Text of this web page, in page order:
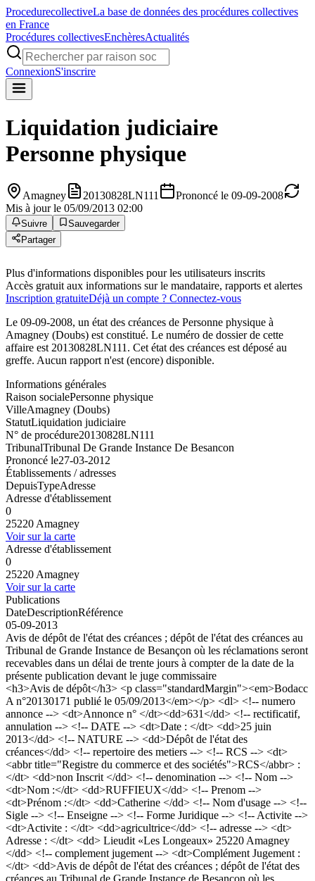
ProcedurecollectiveLa base de données des procédures collectives
en France
Procédures collectivesEnchèresActualités
ConnexionS'inscrire
Liquidation judiciaire
Personne physique
Amagney 20130828LN111
Prononcé le 09-09-2008
Mis à jour le 05/09/2013 02:00
Suivre
Sauvegarder
Partager
Plus d'informations disponibles pour les utilisateurs inscrits
Accès gratuit aux informations sur le mandataire, rapports et alertes
Inscription gratuiteDéjà un compte ? Connectez-vous
Le 09-09-2008, un état des créances de Personne physique à
Amagney (Doubs) est constitué. Le numéro de dossier de cette
affaire est 20130828LN111. Cet état des créances est déposé au
greffe. Aucun rapport n'est (encore) disponible.
Informations générales
Raison socialePersonne physique
VilleAmagney (Doubs)
StatutLiquidation judiciaire
N° de procédure20130828LN111
TribunalTribunal De Grande Instance De Besancon
Prononcé le27-03-2012
Établissements / adresses
DepuisTypeAdresse
Adresse d'établissement
0
25220 Amagney
Voir sur la carte
Adresse d'établissement
0
25220 Amagney
Voir sur la carte
Publications
DateDescriptionRéférence
05-09-2013
Avis de dépôt de l'état des créances ; dépôt de l'état des créances au
Tribunal de Grande Instance de Besançon où les réclamations seront
recevables dans un délai de trente jours à compter de la date de la
présente publication devant le juge commissaire
<h3>Avis de dépôt</h3> <p class="standardMargin"><em>Bodacc
A n°20130171 publié le 05/09/2013</em></p> <dl> <!-- numero
annonce --> <dt>Annonce n° </dt><dd>631</dd> <!-- rectificatif,
annulation --> <!-- DATE --> <dt>Date : </dt> <dd>25 juin
2013</dd> <!-- NATURE --> <dd>Dépôt de l'état des
créances</dd> <!-- repertoire des metiers --> <!-- RCS --> <dt>
<abbr title="Registre du commerce et des sociétés">RCS</abbr> :
</dt> <dd>non Inscrit </dd> <!-- denomination --> <!-- Nom -->
<dt>Nom :</dt> <dd>RUFFIEUX</dd> <!-- Prenom -->
<dt>Prénom :</dt> <dd>Catherine </dd> <!-- Nom d'usage --> <!--
Sigle --> <!-- Enseigne --> <!-- Forme Juridique --> <!-- Activite -->
<dt>Activite : </dt> <dd>agricultrice</dd> <!-- adresse --> <dt>
Adresse : </dt> <dd> Lieudit «Les Longeaux» 25220 Amagney
</dd> <!-- complement jugement --> <dt>Complément Jugement :
</dt> <dd>Avis de dépôt de l'état des créances ; dépôt de l'état des
créances au Tribunal de Grande Instance de Besançon où les